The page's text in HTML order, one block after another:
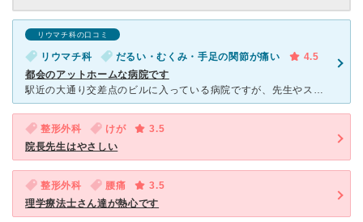
リウマチ科の口コミ
リウマチ科 だるい・むくみ・手足の関節が痛い
4.5
都会のアットホームな病院です
駅近の大通り交差点のビルに入っている病院ですが、先生やスタッフの方々、患者さんなどアットホームな雰囲気です。 院長先生は穏やかな先生です。 体の痛みがありリウマチの検査もしてもらいましたが原因がは
整形外科 けが
3.5
院長先生はやさしい
整形外科 腰痛
3.5
理学療法士さん達が熱心です